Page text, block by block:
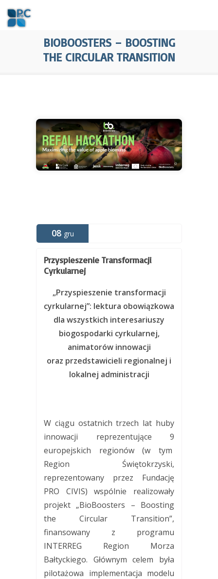
BIOBOOSTERS – BOOSTING
THE CIRCULAR TRANSITION
strona www
08 gru
Przyspieszenie Transformacji
Cyrkularnej
„Przyspieszenie transformacji
cyrkularnej”: lektura obowiązkowa
dla wszystkich interesariuszy
biogospodarki cyrkularnej,
animatorów innowacji
oraz przedstawicieli regionalnej i
lokalnej administracji
W ciągu ostatnich trzech lat huby
innowacji reprezentujące 9
europejskich regionów (w tym
Region Świętokrzyski,
reprezentowany przez Fundację
PRO CIVIS) wspólnie realizowały
projekt „BioBoosters – Boosting
the Circular Transition”,
finansowany z programu
INTERREG Region Morza
Bałtyckiego. Głównym celem była
pilotażowa implementacja modelu